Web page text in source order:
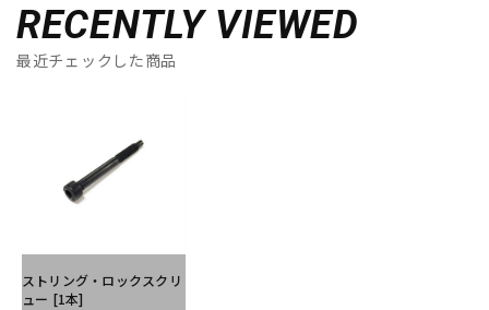
RECENTLY VIEWED
最近チェックした商品
ストリング・ロックスクリ
ュー [1本]